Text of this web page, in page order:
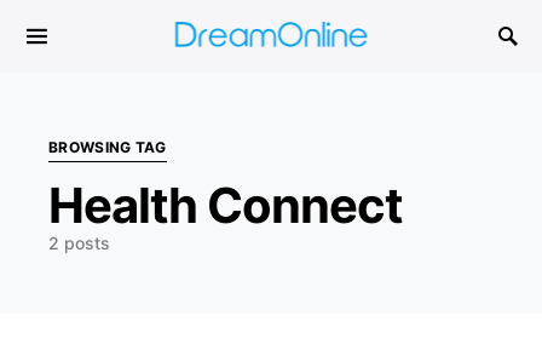
BROWSING TAG
Health Connect
2 posts